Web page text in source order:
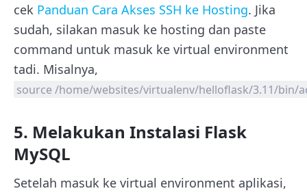
cek Panduan Cara Akses SSH ke Hosting. Jika
sudah, silakan masuk ke hosting dan paste
command untuk masuk ke virtual environment
tadi. Misalnya,
source /home/websites/virtualenv/helloflask/3.11/bin/
5. Melakukan Instalasi Flask
MySQL
Setelah masuk ke virtual environment aplikasi,